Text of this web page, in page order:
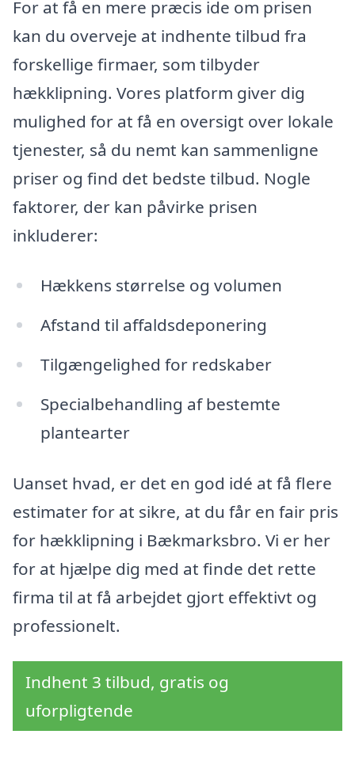
For at få en mere præcis ide om prisen
kan du overveje at indhente tilbud fra
forskellige firmaer, som tilbyder
hækklipning. Vores platform giver dig
mulighed for at få en oversigt over lokale
tjenester, så du nemt kan sammenligne
priser og find det bedste tilbud. Nogle
faktorer, der kan påvirke prisen
inkluderer:
Hækkens størrelse og volumen
Afstand til affaldsdeponering
Tilgængelighed for redskaber
Specialbehandling af bestemte
plantearter
Uanset hvad, er det en god idé at få flere
estimater for at sikre, at du får en fair pris
for hækklipning i Bækmarksbro. Vi er her
for at hjælpe dig med at finde det rette
firma til at få arbejdet gjort effektivt og
professionelt.
Indhent 3 tilbud, gratis og
uforpligtende